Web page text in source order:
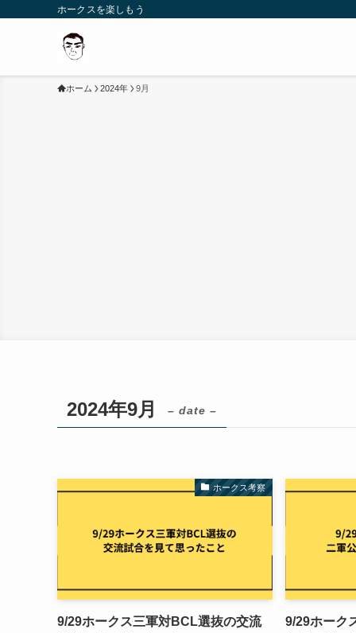
ホークスを楽しもう
ホーム 2024年 9月
2024年9月 – date –
ホークス考察
9/29ホークス三軍対BCL選抜の交流
9/29ホーク